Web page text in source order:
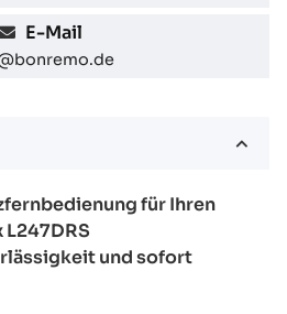
E-Mail
für Ihren
und sofort